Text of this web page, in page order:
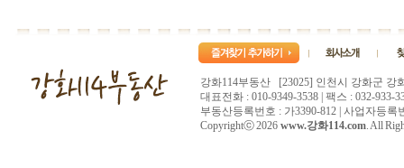
강화114부동산 [23025] 인천시 강화군 강
대표전화 : 010-9349-3538 | 팩스 : 032-933-
부동산등록번호 : 가3390-812 | 사업자등록
Copyrightⓒ 2026 www.강화114.com. All